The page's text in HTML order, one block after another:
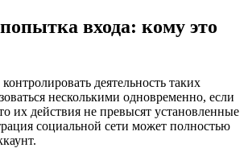
входа: кому это
деятельность таких
несколькими одновременно, если
их действия не превысят установленные
социальной сети может полностью